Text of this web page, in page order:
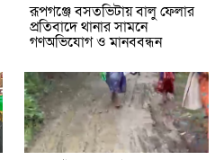
রূপগঞ্জে বসতভিটায় বালু ফেলার
প্রতিবাদে থানার সামনে
গণঅভিযোগ ও মানববন্ধন